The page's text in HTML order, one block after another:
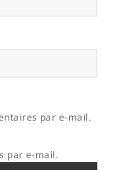
par e-mail.
par e-mail.